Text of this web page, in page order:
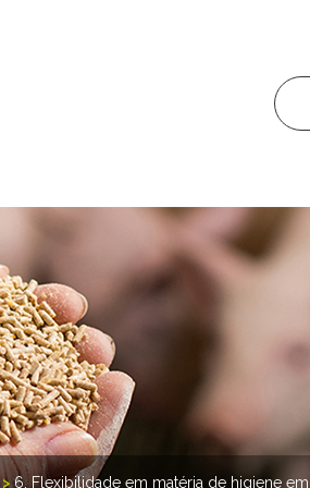
>6. Flexibilidade em matéria de higiene